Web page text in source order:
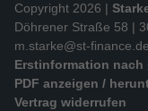
Copyright 2026 |
Döhrener Straße 58 |
m.starke@st-finance.de
Erstinformation nach
PDF anzeigen /
Vertrag widerrufen